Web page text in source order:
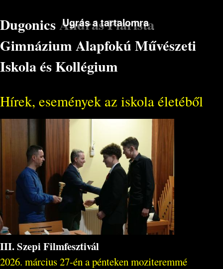
Ugrás a tartalomra
Dugonics András Piarista
Gimnázium Alapfokú Művészeti
Iskola és Kollégium
Hírek, események az iskola életéből
III. Szepi Filmfesztivál
2026. március 27-én a pénteken moziteremmé